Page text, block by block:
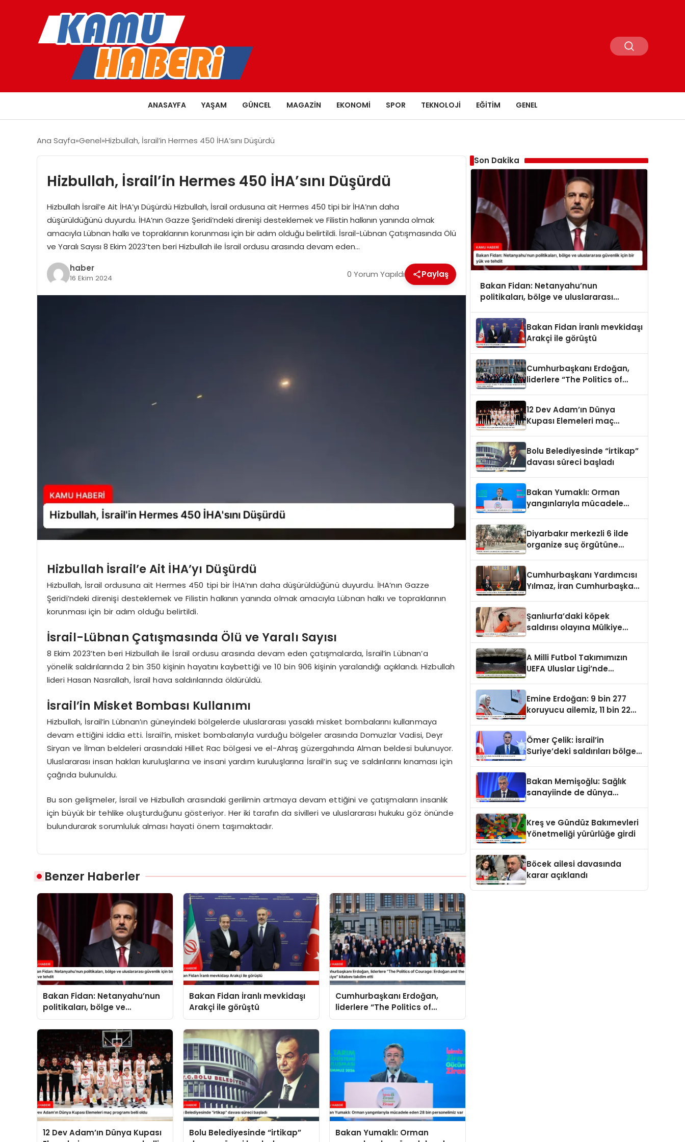
ANASAYFA YAŞAM GÜNCEL MAGAZIN EKONOMI SPOR TEKNOLOJI EĞITIM GENEL
Ana Sayfa Genel Hizbullah, İsrail’in Hermes 450 İHA’sını Düşürdü
Hizbullah, İsrail’in Hermes 450 İHA’sını Düşürdü
Hizbullah İsrail’e Ait İHA’yı Düşürdü Hizbullah, İsrail ordusuna ait Hermes 450 tipi bir İHA’nın daha
düşürüldüğünü duyurdu. İHA’nın Gazze Şeridi’ndeki direnişi desteklemek ve Filistin halkının yanında olmak
amacıyla Lübnan halkı ve topraklarının korunması için bir adım olduğu belirtildi. İsrail-Lübnan Çatışmasında Ölü
ve Yaralı Sayısı 8 Ekim 2023’ten beri Hizbullah ile İsrail ordusu arasında devam eden…
haber
16 Ekim 2024 0 Yorum Yapıldı Paylaş
Hizbullah İsrail’e Ait İHA’yı Düşürdü
Hizbullah, İsrail ordusuna ait Hermes 450 tipi bir İHA’nın daha düşürüldüğünü duyurdu. İHA’nın Gazze
Şeridi’ndeki direnişi desteklemek ve Filistin halkının yanında olmak amacıyla Lübnan halkı ve topraklarının
korunması için bir adım olduğu belirtildi.
İsrail-Lübnan Çatışmasında Ölü ve Yaralı Sayısı
8 Ekim 2023’ten beri Hizbullah ile İsrail ordusu arasında devam eden çatışmalarda, İsrail’in Lübnan’a
yönelik saldırılarında 2 bin 350 kişinin hayatını kaybettiği ve 10 bin 906 kişinin yaralandığı açıklandı. Hizbullah
lideri Hasan Nasrallah, İsrail hava saldırılarında öldürüldü.
İsrail’in Misket Bombası Kullanımı
Hizbullah, İsrail’in Lübnan’ın güneyindeki bölgelerde uluslararası yasaklı misket bombalarını kullanmaya
devam ettiğini iddia etti. İsrail’in, misket bombalarıyla vurduğu bölgeler arasında Domuzlar Vadisi, Deyr
Siryan ve İlman beldeleri arasındaki Hillet Rac bölgesi ve el-Ahraş güzergahında Alman beldesi bulunuyor.
Uluslararası insan hakları kuruluşlarına ve insani yardım kuruluşlarına İsrail’in suç ve saldırılarını kınaması için
çağrıda bulunuldu.
Bu son gelişmeler, İsrail ve Hizbullah arasındaki gerilimin artmaya devam ettiğini ve çatışmaların insanlık
için büyük bir tehlike oluşturduğunu gösteriyor. Her iki tarafın da sivilleri ve uluslararası hukuku göz önünde
bulundurarak sorumluluk alması hayati önem taşımaktadır.
Benzer Haberler
Bakan Fidan: Netanyahu’nun
politikaları, bölge ve
uluslararası güvenlik için bir
yük ve tehdit
Bakan Fidan İranlı mevkidaşı
Arakçi ile görüştü
Cumhurbaşkanı Erdoğan,
liderlere “The Politics of
Courage: Erdoğan and the
Rise of Türkiye” kitabını
12 Dev Adam’ın Dünya Kupası
Bolu Belediyesinde “irtikap”
Bakan Yumaklı: Orman
Son Dakika
Bakan Fidan: Netanyahu’nun
politikaları, bölge ve uluslararası
Bakan Fidan İranlı mevkidaşı
Arakçi ile görüştü
Cumhurbaşkanı Erdoğan,
liderlere “The Politics of
takdim etti
12 Dev Adam’ın Dünya
Kupası Elemeleri maç
Bolu Belediyesinde “irtikap”
davası süreci başladı
Bakan Yumaklı: Orman
yangınlarıyla mücadele
Diyarbakır merkezli 6 ilde
organize suç örgütüne
Cumhurbaşkanı Yardımcısı
Yılmaz, İran Cumhurbaşkanı
Şanlıurfa’daki köpek
saldırısı olayına Mülkiye
A Milli Futbol Takımımızın
UEFA Uluslar Ligi’nde
Emine Erdoğan: 9 bin 277
koruyucu ailemiz, 11 bin 22
Ömer Çelik: İsrail’in
Suriye’deki saldırıları bölge
Bakan Memişoğlu: Sağlık
sanayiinde de dünya
Kreş ve Gündüz Bakımevleri
Yönetmeliği yürürlüğe girdi
Böcek ailesi davasında
karar açıklandı